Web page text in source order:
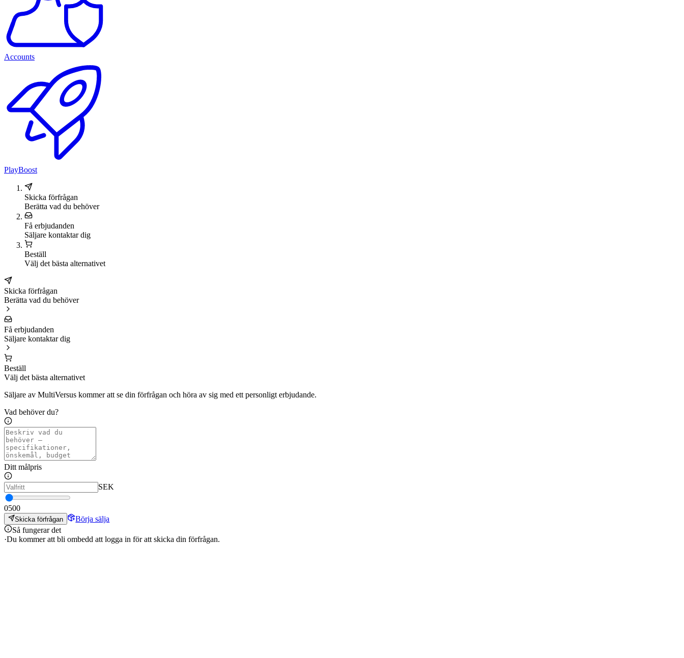
Accounts
PlayBoost
Skicka förfrågan
Berätta vad du behöver
Få erbjudanden
Säljare kontaktar dig
Beställ
Välj det bästa alternativet
Skicka förfrågan
Berätta vad du behöver
Få erbjudanden
Säljare kontaktar dig
Beställ
Välj det bästa alternativet
Säljare av MultiVersus kommer att se din förfrågan och höra av sig med ett personligt erbjudande.
Vad behöver du?
Ditt målpris
SEK
0500
Skicka förfrågan
Börja sälja
Så fungerar det
·Du kommer att bli ombedd att logga in för att skicka din förfrågan.